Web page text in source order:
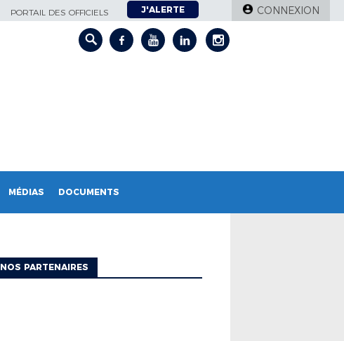
PORTAIL DES OFFICIELS J'ALERTE CONNEXION
MÉDIAS DOCUMENTS
NOS PARTENAIRES